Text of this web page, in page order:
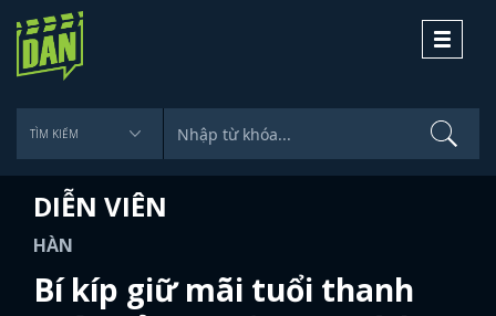
Toggle
DIỄN VIÊN
HÀN
Bí kíp giữ mãi tuổi thanh